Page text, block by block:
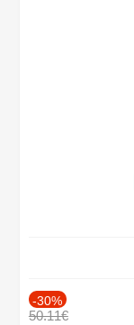
-30%
50.11€